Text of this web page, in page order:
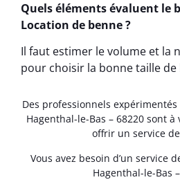
Quels éléments évaluent le
Location de benne ?
Il faut estimer le volume et la
pour choisir la bonne taille de
Des professionnels
Hagenthal-le-Bas – 68220 sont
offrir un service
Vous avez besoin d’un service
Hagenthal-le-Bas